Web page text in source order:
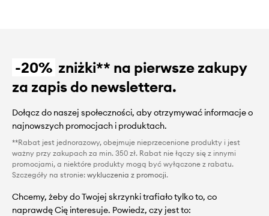
-20% zniżki** na pierwsze zakupy
za zapis do newslettera.
Dołącz do naszej społeczności, aby otrzymywać informacje o
najnowszych promocjach i produktach.
**Rabat jest jednorazowy, obejmuje nieprzecenione produkty i jest
ważny przy zakupach za min. 350 zł. Rabat nie łączy się z innymi
promocjami, a niektóre produkty mogą być wyłączone z rabatu.
Szczegóły na stronie: wykluczenia z promocji.
Chcemy, żeby do Twojej skrzynki trafiało tylko to, co
naprawdę Cię interesuje. Powiedz, czy jest to: